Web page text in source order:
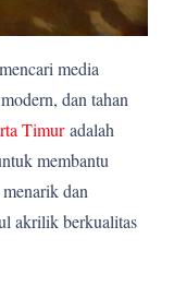
media
dan tahan
Timuradalah
membantu
dan
akrilik berkualitas